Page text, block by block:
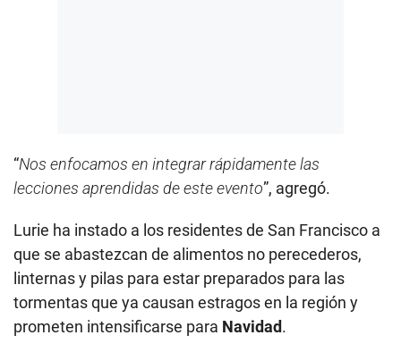
“Nos enfocamos en integrar rápidamente las
lecciones aprendidas de este evento”, agregó.
Lurie ha instado a los residentes de San Francisco a
que se abastezcan de alimentos no perecederos,
linternas y pilas para estar preparados para las
tormentas que ya causan estragos en la región y
prometen intensificarse para Navidad.